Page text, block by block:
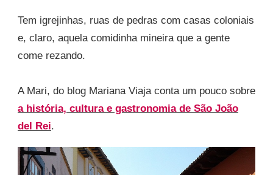
Tem igrejinhas, ruas de pedras com casas coloniais
e, claro, aquela comidinha mineira que a gente
come rezando.
A Mari, do blog Mariana Viaja conta um pouco sobre
a história, cultura e gastronomia de São João
del Rei.